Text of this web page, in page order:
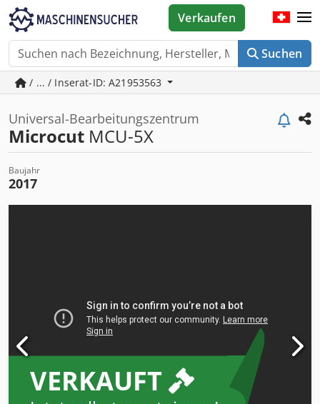
Suchen
Verkaufen
/ ... / Inserat-ID: A21953563
Universal-Bearbeitungszentrum
Microcut MCU-5X
Baujahr
2017
VERKAUFT